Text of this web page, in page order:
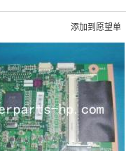
添加到愿望单